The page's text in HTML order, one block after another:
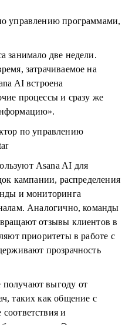
управлению программами,
занимало две недели.
затрачиваемое на
AI встроена
процессы и сразу же
по управлению
Asana AI для
кампании, распределения
и мониторинга
Аналогично, команды
отзывы клиентов в
приоритеты в работе с
прозрачность
выгоду от
таких как общение с
и